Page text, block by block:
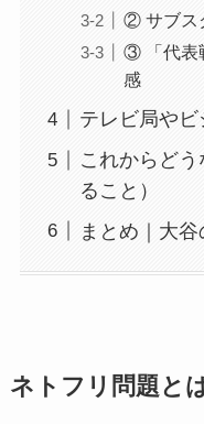
② サブス
③ 「代表
感
テレビ局や
これからどう
ること）
まとめ｜大
ネトフリ問題と